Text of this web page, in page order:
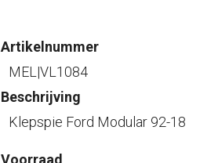
Artikelnummer
MEL|VL1084
Beschrijving
Klepspie Ford Modular 92-18
Voorraad